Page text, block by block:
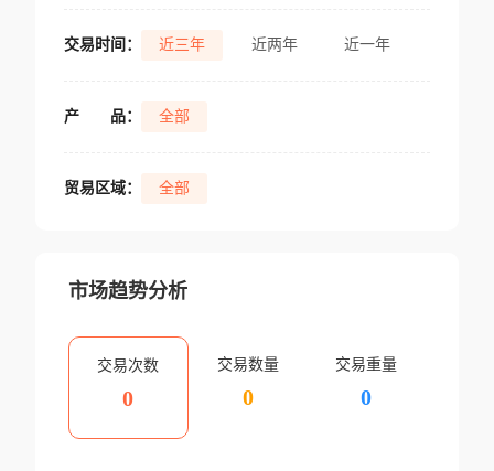
交易时间： 近三年 近两年 近一年
产 品： 全部
贸易区域： 全部
市场趋势分析
交易次数
0
交易数量
0
交易重量
0